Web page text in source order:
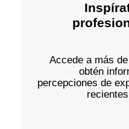
Accede a más
obtén
percepciones de